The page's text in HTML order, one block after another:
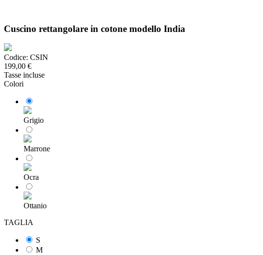
Cuscino rettangolare in cotone modello India
Codice: CSIN
199,00 €
Tasse incluse
Colori
Grigio
Marrone
Ocra
Ottanio
TAGLIA
S
M